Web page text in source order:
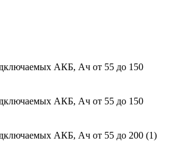
АКБ, Ач от 55 до 150
АКБ, Ач от 55 до 150
АКБ, Ач от 55 до 200 (1)